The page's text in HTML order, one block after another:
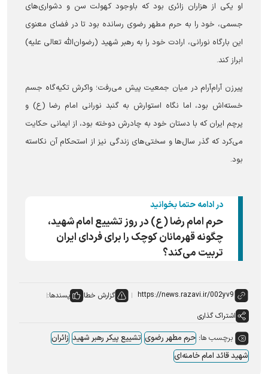
او یکی از هزاران زائری بود که باوجود کهولت سن و دشواری‌های
جسمی، خود را به حرم مطهر رضوی رسانده بود تا در فضای معنوی
این بارگاه نورانی، ارادت خود را به رهبر شهید (رضوان‌الله تعالی علیه)
ابراز کند.
پیرزن آرام‌آرام در میان جمعیت پیش می‌رفت؛ واکرش تکیه‌گاه جسم
خسته‌اش بود، اما نگاه استوارش به گنبد نورانی امام رضا (ع) و
پرچم ایران که با دستان خود به چادرش دوخته بود، از ایمانی حکایت
می‌کرد که گذر سال‌ها و سختی‌های زندگی نیز از استحکام آن نکاسته
بود.
در ادامه حتما بخوانید
حرم امام رضا (ع) در روز تشییع امام شهید،
چگونه قهرمانان کوچک را برای فردای ایران
تربیت می‌کند؟
گزارش خطا
پسندها:
اشتراک گذاری
برچسب ها: حرم مطهر رضوی تشییع پیکر رهبر شهید زائران
شهید قائد امام خامنه‌ای